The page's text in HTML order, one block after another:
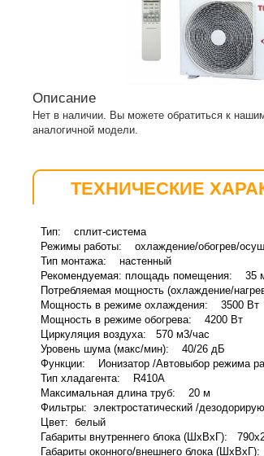
Описание
Нет в наличии. Вы можете обратиться к
аналогичной модели.
ТЕХНИЧЕСКИЕ
Тип: сплит-система
Режимы работы: охлаждение/обогрев/
Тип монтажа: настенный
Рекомендуемая: площадь помещения: 35
Потребляемая мощность (охлаждение/
Мощность в режиме охлаждения: 3500 Вт
Мощность в режиме обогрева: 4200 Вт
Циркуляция воздуха: 570 м3/час
Уровень шума (макс/мин): 40/26 дБ
Функции: Ионизатор /Автовыбор режима
Тип хладагента: R410А
Максимальная длина труб: 20 м
Фильтры: электростатический /
Цвет: белый
Габариты внутреннего блока (ШхВхГ):
Габариты оконного/внешнего блока